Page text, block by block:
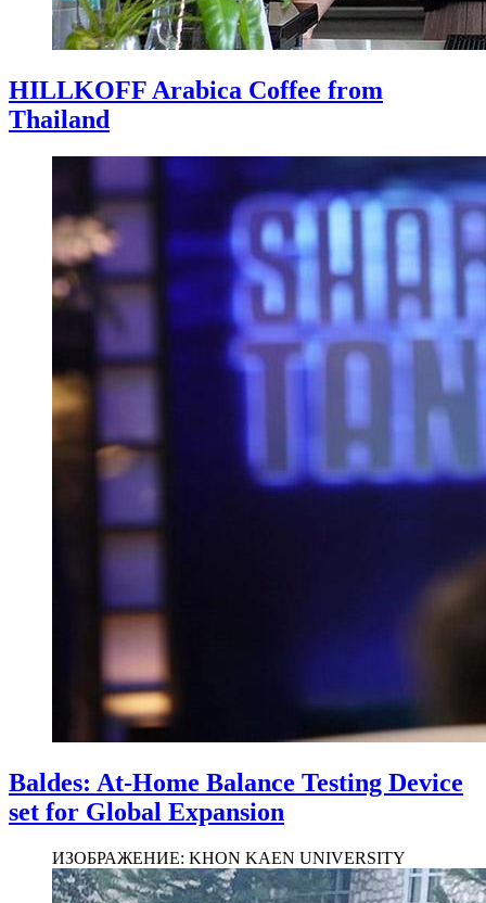
HILLKOFF Arabica Coffee from
Thailand
Baldes: At-Home Balance Testing Device
set for Global Expansion
ИЗОБРАЖЕНИЕ: KHON KAEN UNIVERSITY